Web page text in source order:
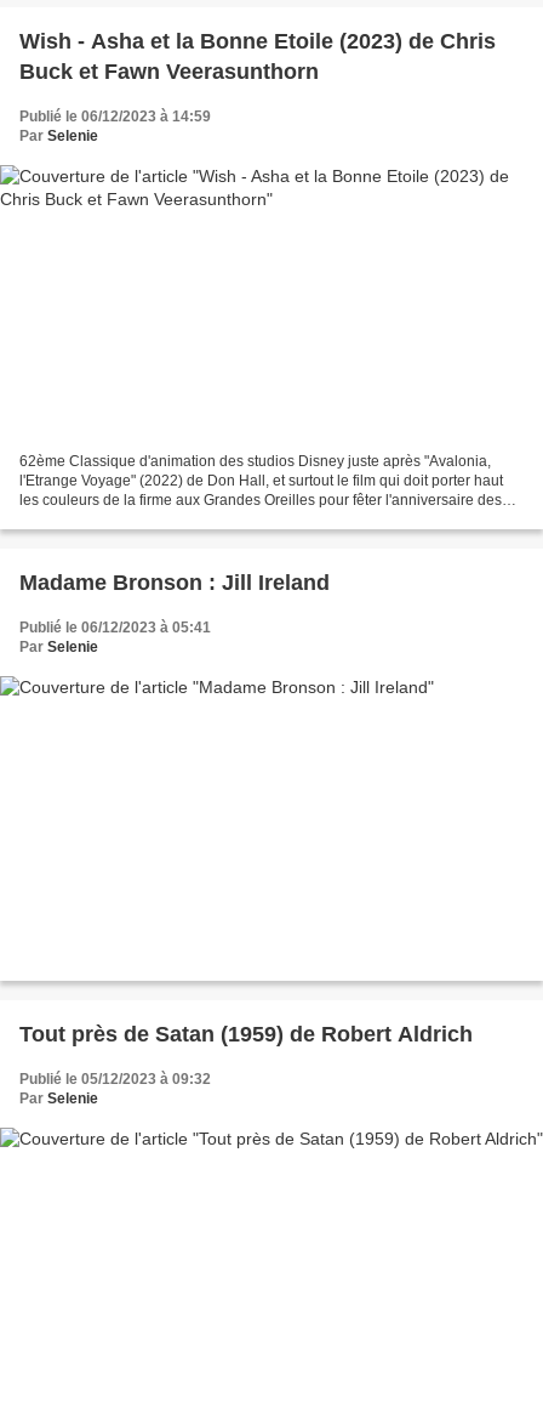
Wish - Asha et la Bonne Etoile (2023) de Chris
Buck et Fawn Veerasunthorn
Publié le 06/12/2023 à 14:59
Par Selenie
62ème Classique d'animation des studios Disney juste après "Avalonia,
l'Etrange Voyage" (2022) de Don Hall, et surtout le film qui doit porter haut
les couleurs de la firme aux Grandes Oreilles pour fêter l'anniversaire des
Madame Bronson : Jill Ireland
Publié le 06/12/2023 à 05:41
Par Selenie
Tout près de Satan (1959) de Robert Aldrich
Publié le 05/12/2023 à 09:32
Par Selenie